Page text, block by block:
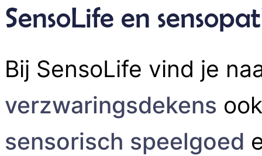
SensoLife en
Bij SensoLife vind je
verzwaringsdekens
sensorisch speelgoed